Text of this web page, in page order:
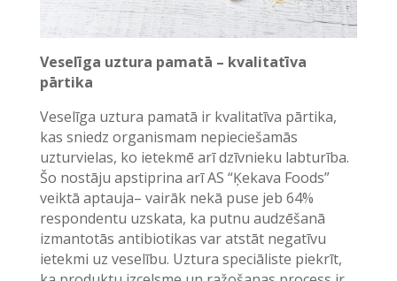
Veselīga uztura pamatā – kvalitatīva
pārtika
Veselīga uztura pamatā ir kvalitatīva pārtika,
kas sniedz organismam nepieciešamās
uzturvielas, ko ietekmē arī dzīvnieku labturība.
Šo nostāju apstiprina arī AS “Ķekava Foods”
veiktā aptauja– vairāk nekā puse jeb 64%
respondentu uzskata, ka putnu audzēšanā
izmantotās antibiotikas var atstāt negatīvu
ietekmi uz veselību. Uztura speciāliste piekrīt,